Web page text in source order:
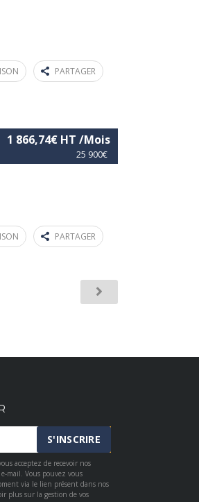
PARTAGER
25 900€
1 866,74€ HT /Mois
PARTAGER
acceptez de recevoir nos
mail. Vous pouvez vous
via le lien présent dans nos
plus sur la gestion de vos